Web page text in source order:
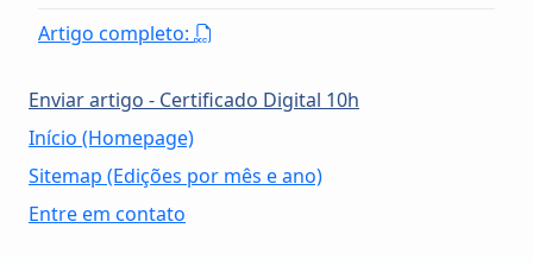
Artigo completo:
Enviar artigo - Certificado Digital 10h
Início (Homepage)
Sitemap (Edições por mês e ano)
Entre em contato